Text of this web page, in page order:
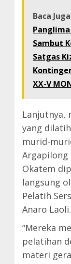
Baca
Sambut
Satgas
XX-V
Lanjutnya,
yang
murid-
Argapilong
Okatem
langsung
Pelatih
Anaro Laoli.
“Mereka
pelatihan
materi